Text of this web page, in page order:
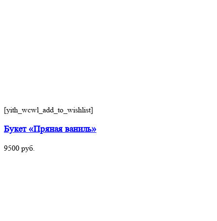
[yith_wcwl_add_to_wishlist]
Букет «Пряная ваниль»
9500 руб.